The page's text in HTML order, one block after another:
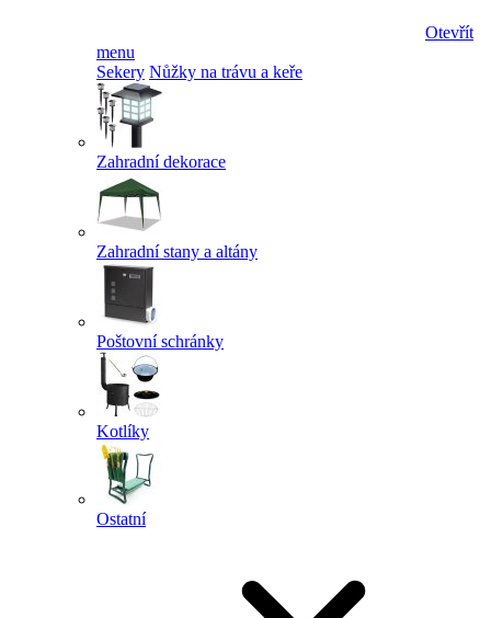
Otevřít
menu
Sekery Nůžky na trávu a keře
Zahradní dekorace
Zahradní stany a altány
Poštovní schránky
Kotlíky
Ostatní